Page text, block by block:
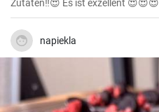
Zutaten‼️😍 Es ist exzellent 😍😍😍
napiekla